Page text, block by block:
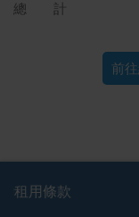
總 計
用條款